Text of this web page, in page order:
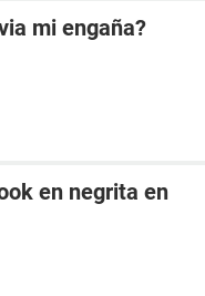
mi engaña?
en negrita en